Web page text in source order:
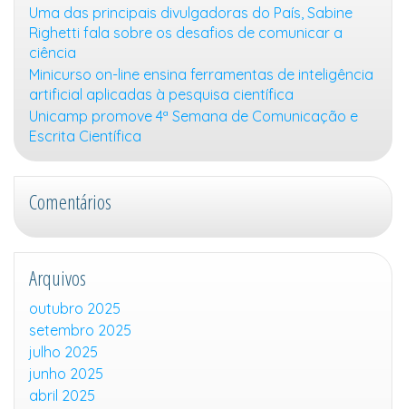
Uma das principais divulgadoras do País, Sabine
Righetti fala sobre os desafios de comunicar a
ciência
Minicurso on-line ensina ferramentas de inteligência
artificial aplicadas à pesquisa científica
Unicamp promove 4ª Semana de Comunicação e
Escrita Científica
Comentários
Arquivos
outubro 2025
setembro 2025
julho 2025
junho 2025
abril 2025